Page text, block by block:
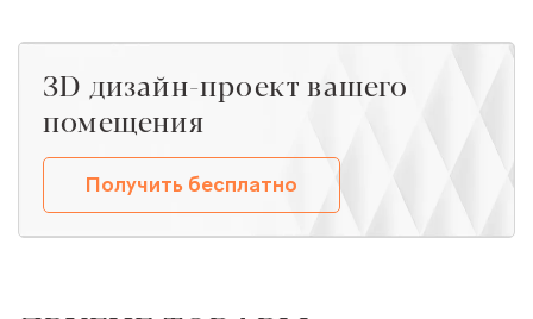
ЗD дизайн-проект вашего
помещения
Получить бесплатно